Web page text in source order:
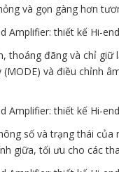
và gọn gàng hơn
thoáng đãng và chỉ
(MODE) và điều chỉnh
số và trạng thái
giữa, tối ưu cho các